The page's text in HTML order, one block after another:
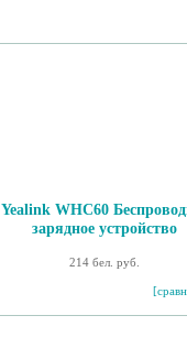
Yealink WHC60
зарядное устройство
214 бел. руб.